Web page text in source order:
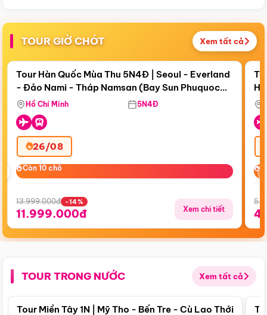
TOUR GIỜ CHÓT Xem tất cả
Còn18 ngày 12:43:50
Bay Sun Phuquoc Airways
Điểm nổi bật
Tour Hàn Quốc Mùa Thu 5N4Đ | Seoul - Everland
- Đảo Nami - Tháp Namsan (Bay Sun Phuquoc
Airways)
Hồ Chí Minh 5N4Đ
26/08
Còn 10 chỗ
Còn 10 chỗ
13.999.000đ -14%
11.999.000đ Xem chi tiết
TOUR TRONG NƯỚC Xem tất cả
Điểm nổi bật
Tour Miền Tây 1N | Mỹ Tho - Bến Tre - Cù Lao Thới